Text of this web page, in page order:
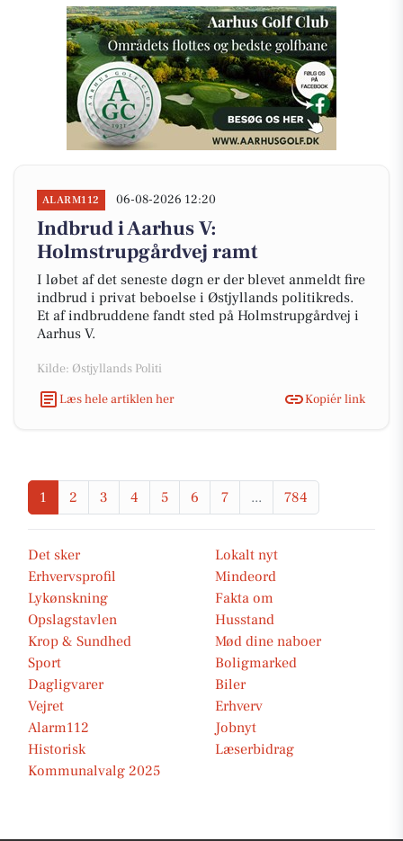
ALARM112 06-08-2026 12:20
Indbrud i Aarhus V:
Holmstrupgårdvej ramt
I løbet af det seneste døgn er der blevet anmeldt fire
indbrud i privat beboelse i Østjyllands politikreds.
Et af indbruddene fandt sted på Holmstrupgårdvej i
Aarhus V.
Kilde: Østjyllands Politi
Læs hele artiklen her
Kopiér link
1 2 3 4 5 6 7 ... 784
Det sker
Lokalt nyt
Erhvervsprofil
Mindeord
Lykønskning
Fakta om
Opslagstavlen
Husstand
Krop & Sundhed
Mød dine naboer
Sport
Boligmarked
Dagligvarer
Biler
Vejret
Erhverv
Alarm112
Jobnyt
Historisk
Læserbidrag
Kommunalvalg 2025